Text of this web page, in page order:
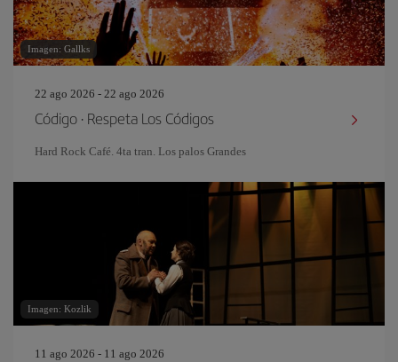
Imagen: Gallks
22 ago 2026 - 22 ago 2026
Código · Respeta Los Códigos
Hard Rock Café. 4ta tran. Los palos Grandes
Imagen: Kozlik
11 ago 2026 - 11 ago 2026